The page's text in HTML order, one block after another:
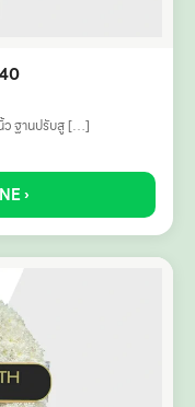
ว ฐานปรับสู […]
›